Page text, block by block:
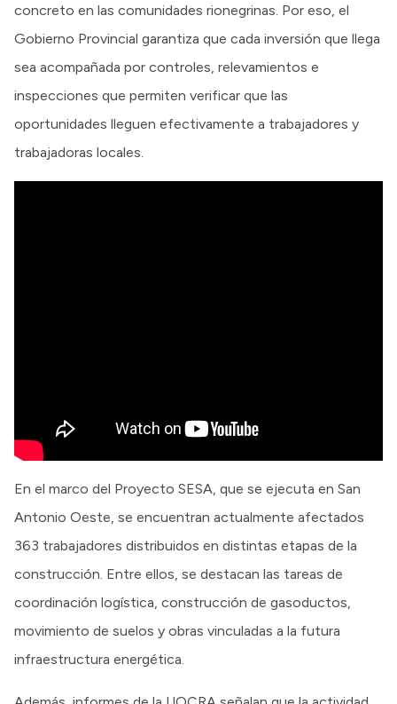
concreto en las comunidades rionegrinas. Por eso, el
Gobierno Provincial garantiza que cada inversión que llega
sea acompañada por controles, relevamientos e
inspecciones que permiten verificar que las
oportunidades lleguen efectivamente a trabajadores y
trabajadoras locales.
En el marco del Proyecto SESA, que se ejecuta en San
Antonio Oeste, se encuentran actualmente afectados
363 trabajadores distribuidos en distintas etapas de la
construcción. Entre ellos, se destacan las tareas de
coordinación logística, construcción de gasoductos,
movimiento de suelos y obras vinculadas a la futura
infraestructura energética.